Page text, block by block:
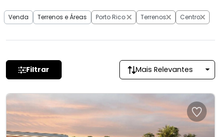
Venda Terrenos e Áreas Porto Rico Terrenos Centro
Filtrar Mais Relevantes